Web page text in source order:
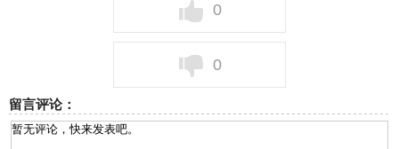
0
0
留言评论：